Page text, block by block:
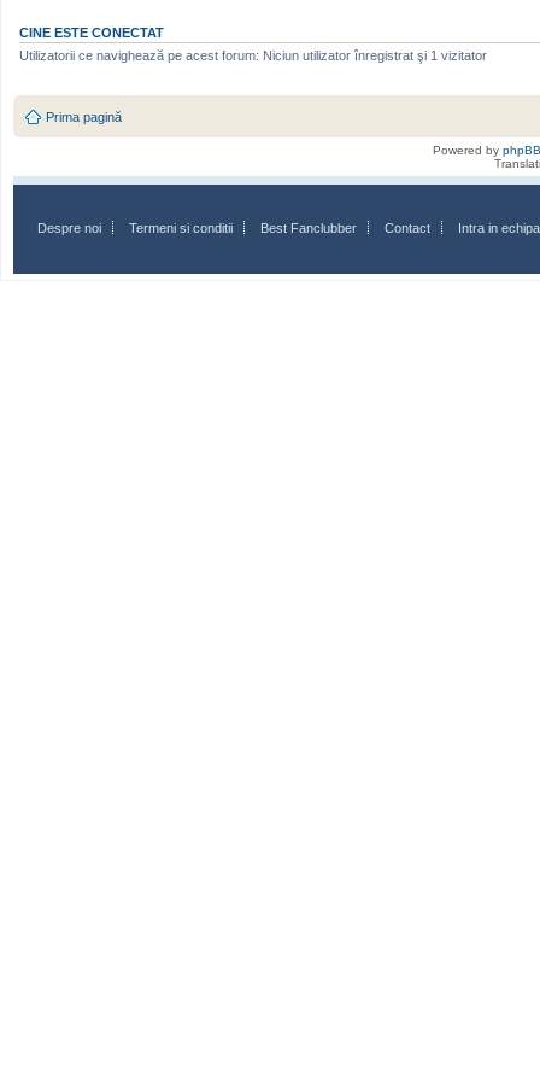
CINE ESTE CONECTAT
Utilizatorii ce navighează pe acest forum: Niciun utilizator înregistrat şi 1 vizitator
Prima pagină
Powered by phpBB
Despre noi Termeni si conditii Best Fanclubber Contact Intra in